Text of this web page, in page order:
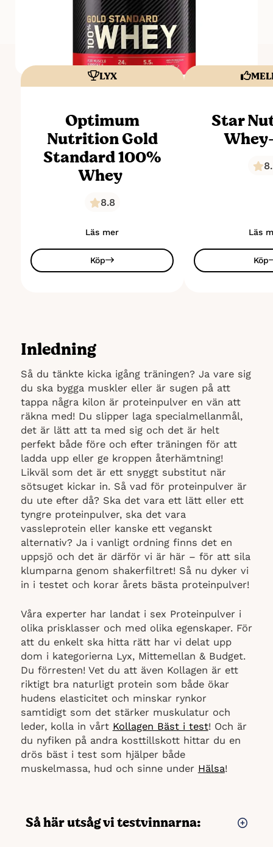
LYX
Optimum
Nutrition Gold
Standard 100%
Whey
8.8
Läs mer
Köp
Star
Läs
Köp
Inledning
Så du tänkte kicka igång träningen? Ja vare sig
du ska bygga muskler eller är sugen på att
tappa några kilon är proteinpulver en vän att
räkna med! Du slipper laga specialmellanmål,
det är lätt att ta med sig och det är helt
perfekt både före och efter träningen för att
ladda upp eller ge kroppen återhämtning!
Likväl som det är ett snyggt substitut när
sötsuget kickar in. Så vad för proteinpulver är
du ute efter då? Ska det vara ett lätt eller ett
tyngre proteinpulver, ska det vara
vassleprotein eller kanske ett veganskt
alternativ? Ja i vanligt ordning finns det en
uppsjö och det är därför vi är här – för att sila
klumparna genom shakerfiltret! Så nu dyker vi
in i testet och korar årets bästa proteinpulver!
Våra experter har landat i sex Proteinpulver i
olika prisklasser och med olika egenskaper. För
att du enkelt ska hitta rätt har vi delat upp
dom i kategorierna Lyx, Mittemellan & Budget.
Du förresten! Vet du att även Kollagen är ett
riktigt bra naturligt protein som både ökar
hudens elasticitet och minskar rynkor
samtidigt som det stärker muskulatur och
leder, kolla in vårt Kollagen Bäst i test! Och är
du nyfiken på andra kosttillskott hittar du en
drös bäst i test som hjälper både
muskelmassa, hud och sinne under Hälsa!
Så här utsåg vi testvinnarna: